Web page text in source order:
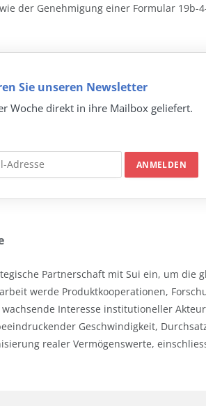
der Genehmigung einer Formular 19b-
Sie unseren Newsletter
Woche direkt in ihre Mailbox geliefert.
Partnerschaft mit Sui ein, um die
werde Produktkooperationen,
Interesse institutioneller
Geschwindigkeit,
realer Vermögenswerte,